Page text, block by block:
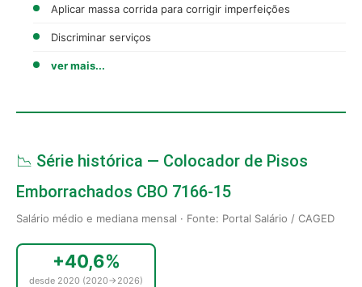
Aplicar massa corrida para corrigir imperfeições
Discriminar serviços
ver mais...
📉 Série histórica — Colocador de Pisos
Emborrachados CBO 7166-15
Salário médio e mediana mensal · Fonte: Portal Salário / CAGED
+40,6%
desde 2020 (2020→2026)